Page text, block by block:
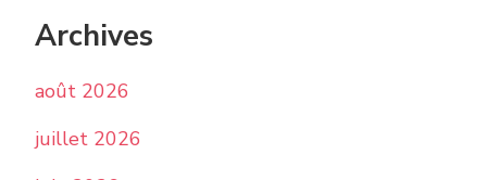
Archives
août 2026
juillet 2026